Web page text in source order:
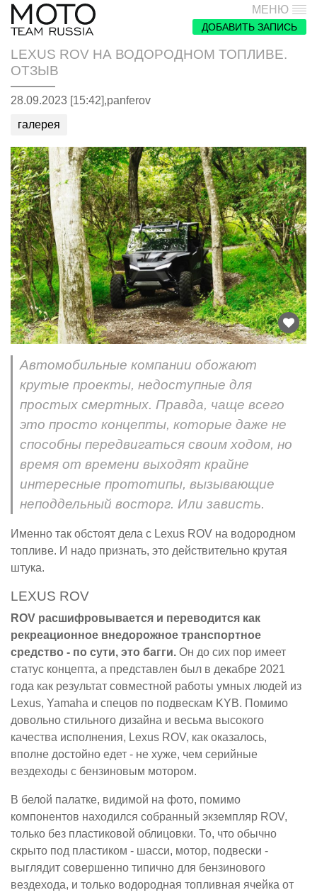
МЕНЮ
ДОБАВИТЬ ЗАПИСЬ
LEXUS ROV НА ВОДОРОДНОМ ТОПЛИВЕ.
ОТЗЫВ
28.09.2023 [15:42],panferov
галерея
Автомобильные компании обожают
крутые проекты, недоступные для
простых смертных. Правда, чаще всего
это просто концепты, которые даже не
способны передвигаться своим ходом, но
время от времени выходят крайне
интересные прототипы, вызывающие
неподдельный восторг. Или зависть.
Именно так обстоят дела с Lexus ROV на водородном
топливе. И надо признать, это действительно крутая
штука.
LEXUS ROV
ROV расшифровывается и переводится как
рекреационное внедорожное транспортное
средство - по сути, это багги. Он до сих пор имеет
статус концепта, а представлен был в декабре 2021
года как результат совместной работы умных людей из
Lexus, Yamaha и спецов по подвескам KYB. Помимо
довольно стильного дизайна и весьма высокого
качества исполнения, Lexus ROV, как оказалось,
вполне достойно едет - не хуже, чем серийные
вездеходы с бензиновым мотором.
В белой палатке, видимой на фото, помимо
компонентов находился собранный экземпляр ROV,
только без пластиковой облицовки. То, что обычно
скрыто под пластиком - шасси, мотор, подвески -
выглядит совершенно типично для бензинового
вездехода, и только водородная топливная ячейка от